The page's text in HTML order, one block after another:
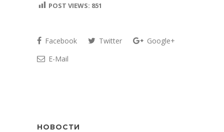
POST VIEWS: 851
Facebook Twitter
Google+
E-Mail
НОВОСТИ